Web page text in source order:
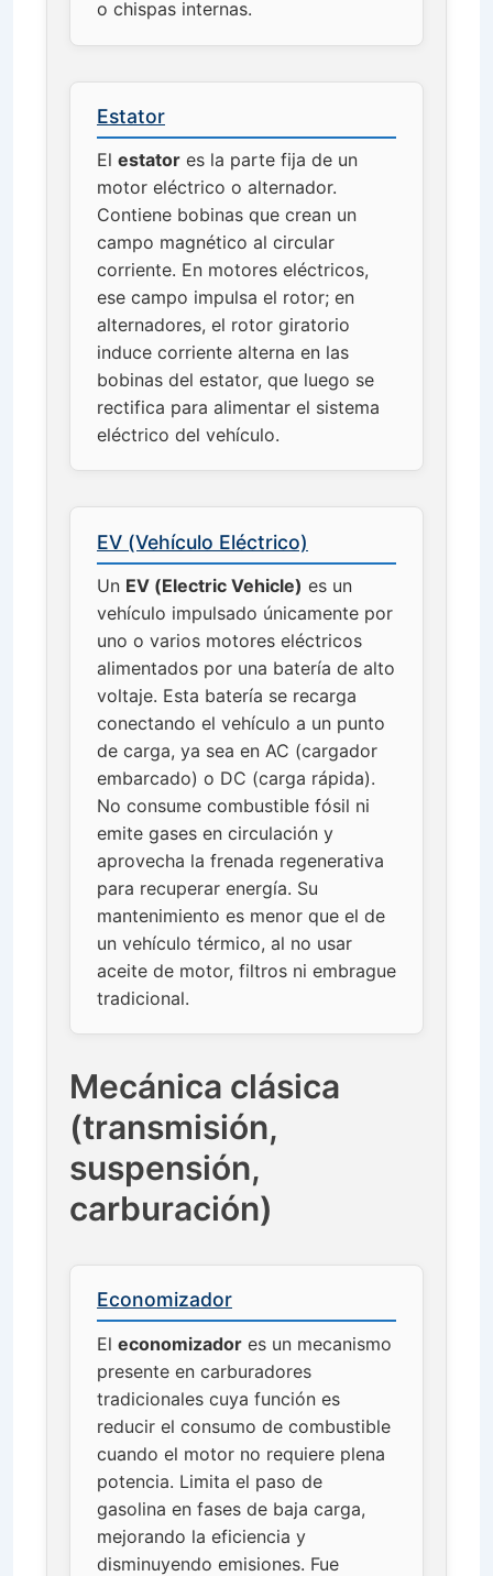
o chispas internas.
Estator
El estator es la parte fija de un
motor eléctrico o alternador.
Contiene bobinas que crean un
campo magnético al circular
corriente. En motores eléctricos,
ese campo impulsa el rotor; en
alternadores, el rotor giratorio
induce corriente alterna en las
bobinas del estator, que luego se
rectifica para alimentar el sistema
eléctrico del vehículo.
EV (Vehículo Eléctrico)
Un EV (Electric Vehicle) es un
vehículo impulsado únicamente por
uno o varios motores eléctricos
alimentados por una batería de alto
voltaje. Esta batería se recarga
conectando el vehículo a un punto
de carga, ya sea en AC (cargador
embarcado) o DC (carga rápida).
No consume combustible fósil ni
emite gases en circulación y
aprovecha la frenada regenerativa
para recuperar energía. Su
mantenimiento es menor que el de
un vehículo térmico, al no usar
aceite de motor, filtros ni embrague
tradicional.
Mecánica clásica
(transmisión,
suspensión,
carburación)
Economizador
El economizador es un mecanismo
presente en carburadores
tradicionales cuya función es
reducir el consumo de combustible
cuando el motor no requiere plena
potencia. Limita el paso de
gasolina en fases de baja carga,
mejorando la eficiencia y
disminuyendo emisiones. Fue